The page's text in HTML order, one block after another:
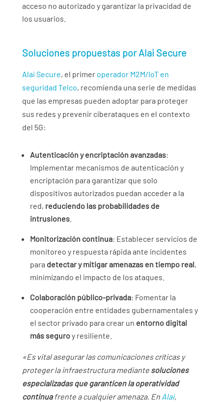
acceso no autorizado y garantizar la privacidad de
los usuarios.
Soluciones propuestas por Alai Secure
Alai Secure, el primer operador M2M/IoT en
seguridad Telco, recomienda una serie de medidas
que las empresas pueden adoptar para proteger
sus redes y prevenir ciberataques en el contexto
del 5G:
Autenticación y encriptación avanzadas:
Implementar mecanismos de autenticación y
encriptación para garantizar que solo
dispositivos autorizados puedan acceder a la
red, reduciendo las probabilidades de
intrusiones.
Monitorización continua: Establecer servicios de
monitoreo y respuesta rápida ante incidentes
para detectar y mitigar amenazas en tiempo real,
minimizando el impacto de los ataques.
Colaboración público-privada: Fomentar la
cooperación entre entidades gubernamentales y
el sector privado para crear un entorno digital
más seguroy resiliente.
«Es vital asegurar las comunicaciones críticas y
proteger la infraestructura mediantesoluciones
especializadas que garanticen la operatividad
continuafrente a cualquier amenaza. En Alai,